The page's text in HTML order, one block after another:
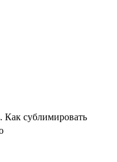
Как сублимировать